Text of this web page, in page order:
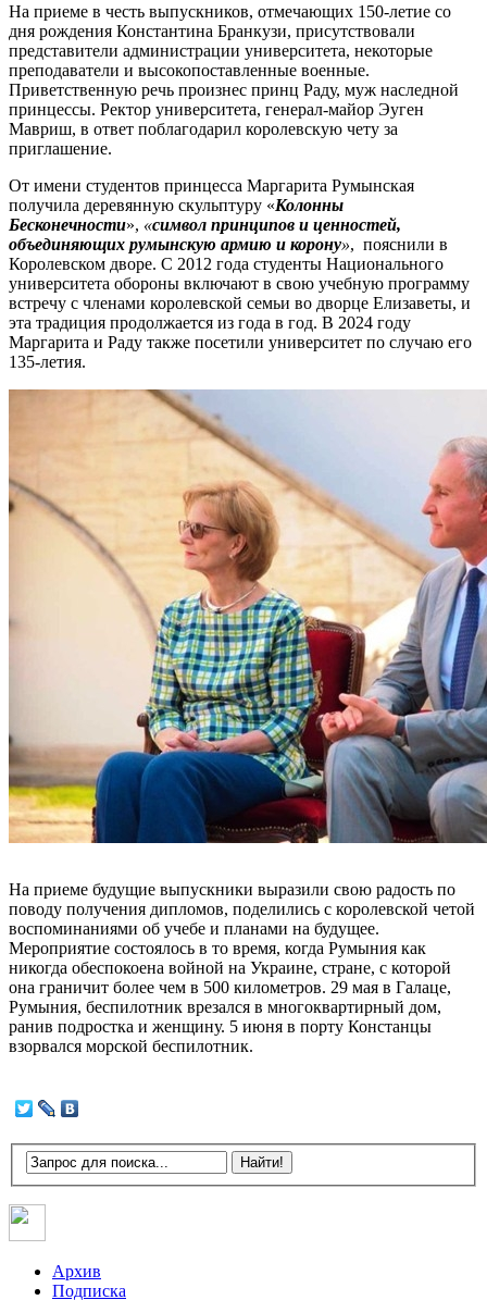
На приеме в честь выпускников, отмечающих 150-летие со
дня рождения Константина Бранкузи, присутствовали
представители администрации университета, некоторые
преподаватели и высокопоставленные военные.
Приветственную речь произнес принц Раду, муж наследной
принцессы. Ректор университета, генерал-майор Эуген
Мавриш, в ответ поблагодарил королевскую чету за
приглашение.
От имени студентов принцесса Маргарита Румынская
получила деревянную скульптуру «Колонны
Бесконечности», «символ принципов и ценностей,
объединяющих румынскую армию и корону», пояснили в
Королевском дворе. С 2012 года студенты Национального
университета обороны включают в свою учебную программу
встречу с членами королевской семьи во дворце Елизаветы, и
эта традиция продолжается из года в год. В 2024 году
Маргарита и Раду также посетили университет по случаю его
135-летия.
На приеме будущие выпускники выразили свою радость по
поводу получения дипломов, поделились с королевской четой
воспоминаниями об учебе и планами на будущее.
Мероприятие состоялось в то время, когда Румыния как
никогда обеспокоена войной на Украине, стране, с которой
она граничит более чем в 500 километров. 29 мая в Галаце,
Румыния, беспилотник врезался в многоквартирный дом,
ранив подростка и женщину. 5 июня в порту Констанцы
взорвался морской беспилотник.
Архив
Подписка